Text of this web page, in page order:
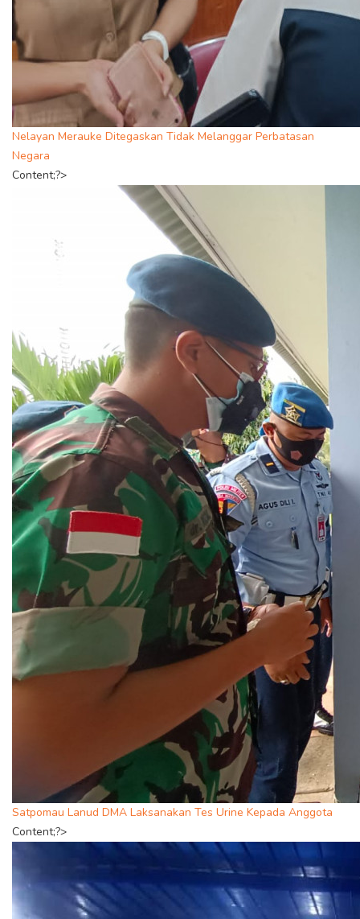
Nelayan Merauke Ditegaskan Tidak Melanggar Perbatasan
Negara
Content;?>
Satpomau Lanud DMA Laksanakan Tes Urine Kepada Anggota
Content;?>